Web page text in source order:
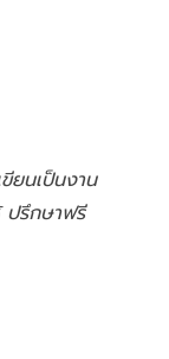
ยนเป็นงาน
ปรึกษาฟรี